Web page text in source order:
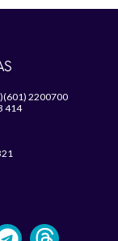
2200700
414